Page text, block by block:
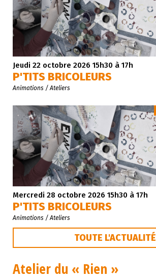
Jeudi 22 octobre 2026 15h30 à 17h
P'TITS BRICOLEURS
Animations / Ateliers
Mercredi 28 octobre 2026 15h30 à 17h
P'TITS BRICOLEURS
Animations / Ateliers
TOUTE L'ACTUALITÉ
Atelier du « Rien »